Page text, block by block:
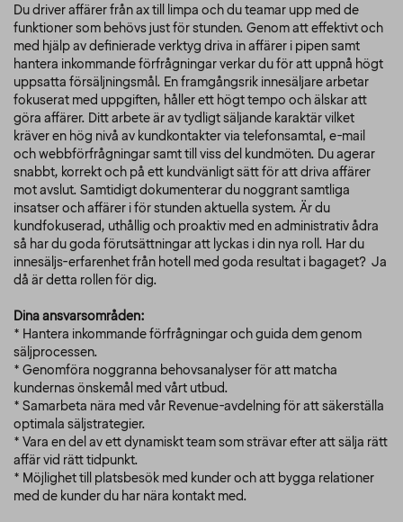
Du driver affärer från ax till limpa och du teamar upp med de
funktioner som behövs just för stunden. Genom att effektivt och
med hjälp av definierade verktyg driva in affärer i pipen samt
hantera inkommande förfrågningar verkar du för att uppnå högt
uppsatta försäljningsmål. En framgångsrik innesäljare arbetar
fokuserat med uppgiften, håller ett högt tempo och älskar att
göra affärer. Ditt arbete är av tydligt säljande karaktär vilket
kräver en hög nivå av kundkontakter via telefonsamtal, e-mail
och webbförfrågningar samt till viss del kundmöten. Du agerar
snabbt, korrekt och på ett kundvänligt sätt för att driva affärer
mot avslut. Samtidigt dokumenterar du noggrant samtliga
insatser och affärer i för stunden aktuella system. Är du
kundfokuserad, uthållig och proaktiv med en administrativ ådra
så har du goda förutsättningar att lyckas i din nya roll. Har du
innesäljs-erfarenhet från hotell med goda resultat i bagaget? Ja
då är detta rollen för dig.
Dina ansvarsområden:
* Hantera inkommande förfrågningar och guida dem genom
säljprocessen.
* Genomföra noggranna behovsanalyser för att matcha
kundernas önskemål med vårt utbud.
* Samarbeta nära med vår Revenue-avdelning för att säkerställa
optimala säljstrategier.
* Vara en del av ett dynamiskt team som strävar efter att sälja rätt
affär vid rätt tidpunkt.
* Möjlighet till platsbesök med kunder och att bygga relationer
med de kunder du har nära kontakt med.